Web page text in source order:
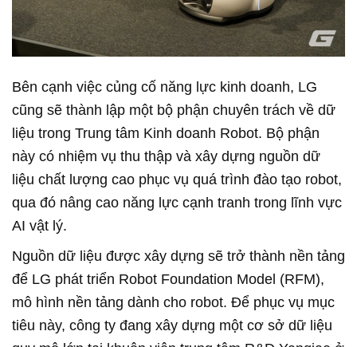
Bên cạnh việc củng cố năng lực kinh doanh, LG
cũng sẽ thành lập một bộ phận chuyên trách về dữ
liệu trong Trung tâm Kinh doanh Robot. Bộ phận
này có nhiệm vụ thu thập và xây dựng nguồn dữ
liệu chất lượng cao phục vụ quá trình đào tạo robot,
qua đó nâng cao năng lực cạnh tranh trong lĩnh vực
AI vật lý.
Nguồn dữ liệu được xây dựng sẽ trở thành nền tảng
để LG phát triển Robot Foundation Model (RFM),
mô hình nền tảng dành cho robot. Để phục vụ mục
tiêu này, công ty đang xây dựng một cơ sở dữ liệu